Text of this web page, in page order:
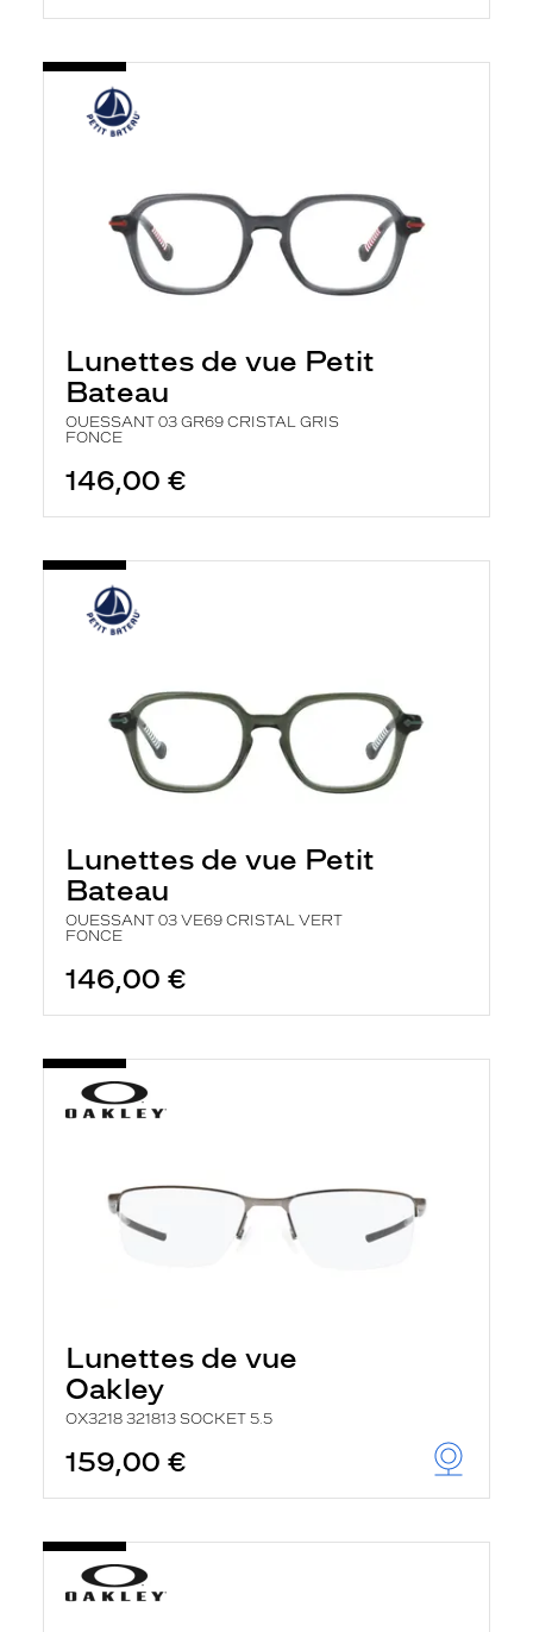
Lunettes de vue Petit
Bateau
OUESSANT 03 GR69 CRISTAL GRIS
FONCE
146,00 €
Lunettes de vue Petit
Bateau
OUESSANT 03 VE69 CRISTAL VERT
FONCE
146,00 €
Lunettes de vue
Oakley
OX3218 321813 SOCKET 5.5
159,00 €